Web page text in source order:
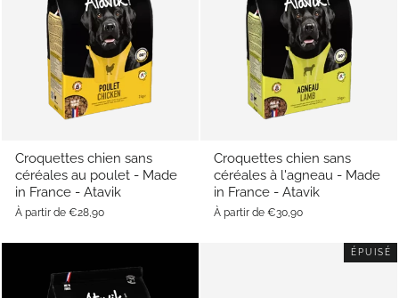
Croquettes chien sans
céréales au poulet - Made
in France - Atavik
À partir de €28,90
Croquettes chien sans
céréales à l'agneau - Made
in France - Atavik
À partir de €30,90
ÉPUISÉ